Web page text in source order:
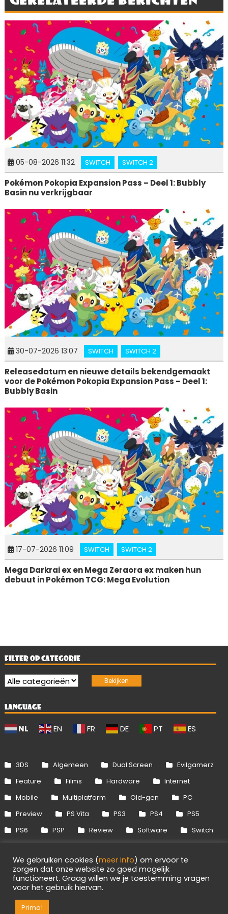
05-08-2026 11:32 SWITCH SWITCH 2
Pokémon Pokopia Expansion Pass – Deel 1: Bubbly
Basin nu verkrijgbaar
30-07-2026 13:07 SWITCH SWITCH 2
Releasedatum en nieuwe details bekendgemaakt
voor de Pokémon Pokopia Expansion Pass – Deel 1:
Bubbly Basin
17-07-2026 11:09 SWITCH SWITCH 2
Mega Darkrai ex en Mega Zeraora ex maken hun
debuut in Pokémon TCG: Mega Evolution
FILTER OP CATEGORIE
LANGUAGE
NL EN FR DE PT ES
3DS Algemeen Dual Screen
Evilgamerz
Feature
Films Hardware
Internet
Mobile
Multiplatform Old-gen
PC
Preview
PS Vita PS3 PS4
PS5
PS6
PSP Review Software
Switch
Xbox 360
Xbox One Xbox Series
We gebruiken cookies (meer info) om ervoor te
zorgen dat onze website zo goed mogelijk
functioneert. Graag willen we je toestemming vragen
voor het gebruik hiervan.
Prima!